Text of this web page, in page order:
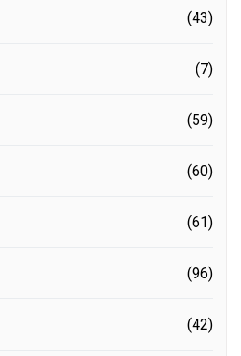
(43)
(7)
(59)
(60)
(61)
(96)
(42)